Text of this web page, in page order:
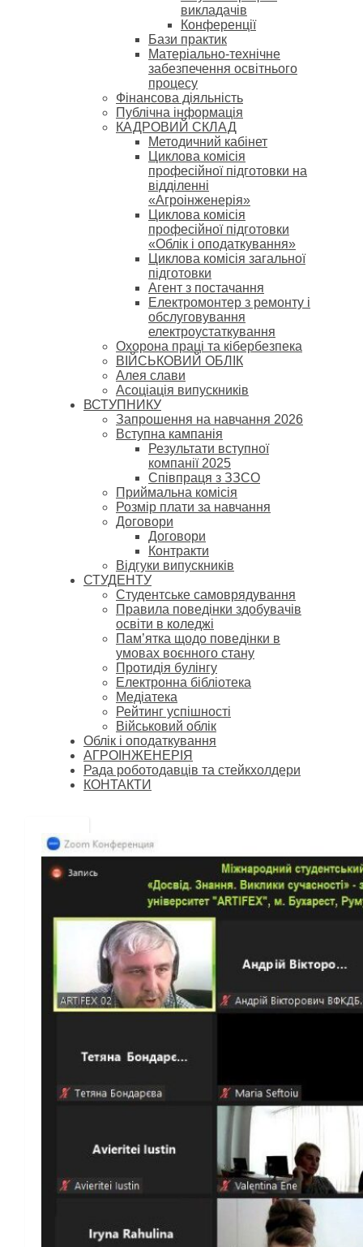
викладачів
Конференції
Бази практик
Матеріально-технічне
забезпечення освітнього
процесу
Фінансова діяльність
Публічна інформація
КАДРОВИЙ СКЛАД
Методичний кабінет
Циклова комісія
професійної підготовки на
відділенні
«Агроінженерія»
Циклова комісія
професійної підготовки
«Облік і оподаткування»
Циклова комісія загальної
підготовки
Агент з постачання
Електромонтер з ремонту і
обслуговування
електроустаткування
Охорона праці та кібербезпека
ВІЙСЬКОВИЙ ОБЛІК
Алея слави
Асоціація випускників
ВСТУПНИКУ
Запрошення на навчання 2026
Вступна кампанія
Результати вступної
компанії 2025
Співпраця з ЗЗСО
Приймальна комісія
Розмір плати за навчання
Договори
Договори
Контракти
Відгуки випускників
СТУДЕНТУ
Cтудентське самоврядування
Правила поведінки здобувачів
освіти в коледжі
Пам’ятка щодо поведінки в
умовах воєнного стану
Протидія булінгу
Електронна бібліотека
Медіатека
Рейтинг успішності
Військовий облік
Облік і оподаткування
АГРОІНЖЕНЕРІЯ
Рада роботодавців та стейкхолдери
КОНТАКТИ